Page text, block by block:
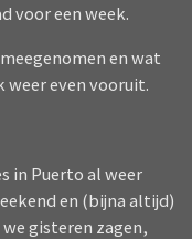
voor een week.
en wat
weer even vooruit.
in Puerto al weer
en (bijna altijd)
gisteren zagen,